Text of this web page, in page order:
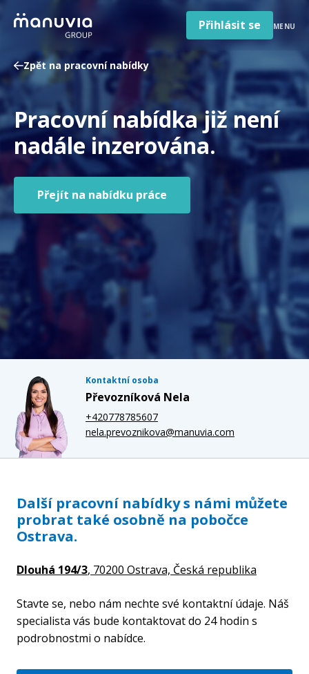
Poradna a články
Pro firmy a zaměstnavatele
O nás
Čeština
Jazyk
Česká republika
Země
/
Přihlásit se MENU
Zpět na pracovní nabídky
Pracovní nabídka již není
nadále inzerována.
Přejít na nabídku práce
Kontaktní osoba
Převozníková Nela
+420778785607
nela.prevoznikova@manuvia.com
Další pracovní nabídky s námi můžete
probrat také osobně na pobočce
Ostrava.
Dlouhá 194/3, 70200 Ostrava, Česká republika
Stavte se, nebo nám nechte své kontaktní údaje. Náš
specialista vás bude kontaktovat do 24 hodin s
podrobnostmi o nabídce.